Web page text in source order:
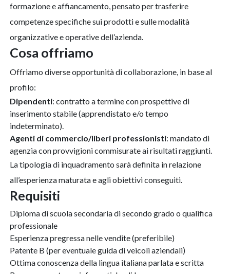
formazione e affiancamento, pensato per trasferire
competenze specifiche sui prodotti e sulle modalità
organizzative e operative dell’azienda.
cosa offriamo
Offriamo diverse opportunità di collaborazione, in base al
profilo:
Dipendenti: contratto a termine con prospettive di
inserimento stabile (apprendistato e/o tempo
indeterminato).
Agenti di commercio/liberi professionisti: mandato di
agenzia con provvigioni commisurate ai risultati raggiunti.
La tipologia di inquadramento sarà definita in relazione
all’esperienza maturata e agli obiettivi conseguiti.
requisiti
Diploma di scuola secondaria di secondo grado o qualifica
professionale
Esperienza pregressa nelle vendite (preferibile)
Patente B (per eventuale guida di veicoli aziendali)
Ottima conoscenza della lingua italiana parlata e scritta